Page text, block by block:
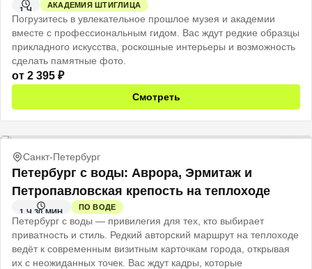
1 Ч
АКАДЕМИЯ ШТИГЛИЦА
Погрузитесь в увлекательное прошлое музея и академии
вместе с профессиональным гидом. Вас ждут редкие образцы
прикладного искусства, роскошные интерьеры и возможность
сделать памятные фото.
от 2 395 ₽
Смотреть
Санкт-Петербург
Петербург с воды: Аврора, Эрмитаж и
Петропавловская крепость на теплоходе
1 Ч 30 МИН
ПО ВОДЕ
Петербург с воды — привилегия для тех, кто выбирает
приватность и стиль. Редкий авторский маршрут на теплоходе
ведёт к современным визитным карточкам города, открывая
их с неожиданных точек. Вас ждут кадры, которые